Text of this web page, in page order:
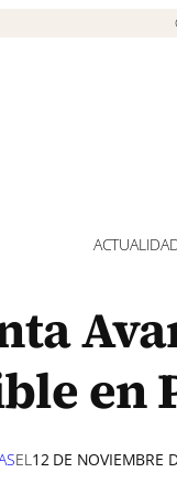
en
EL12 DE NOVIEMBRE